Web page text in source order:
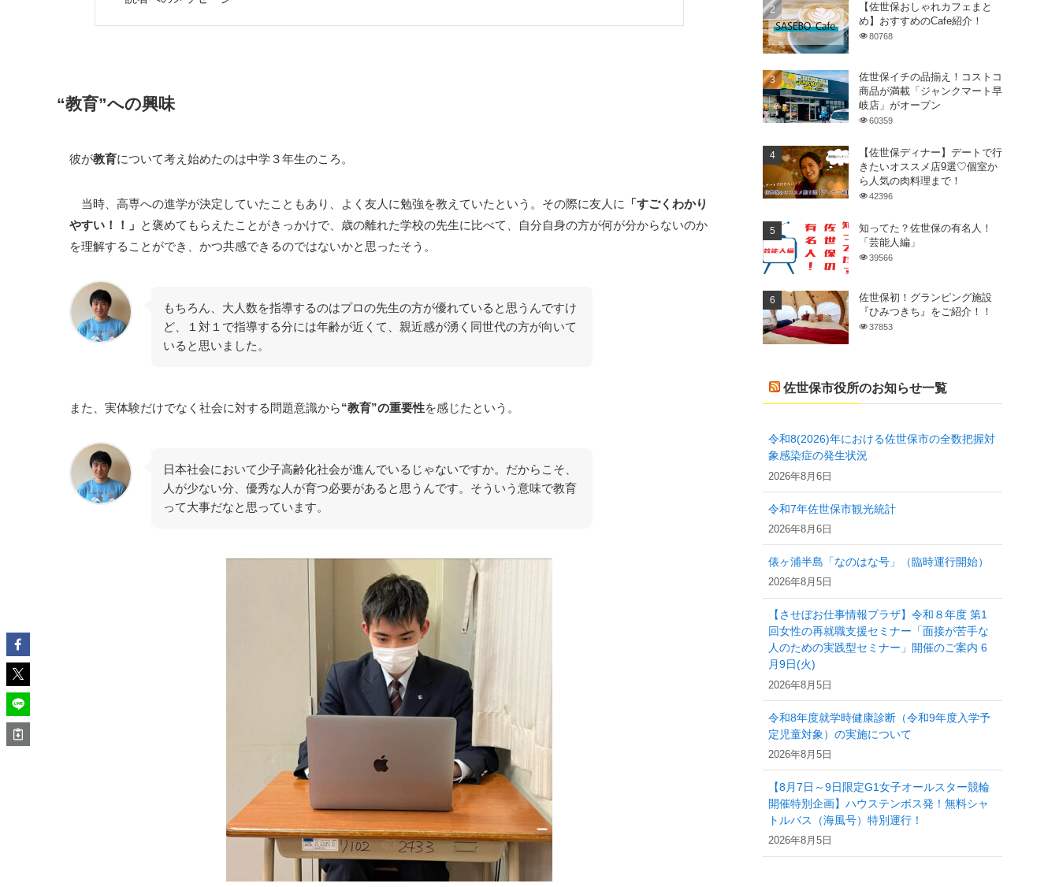
“教育”への興味
彼が教育について考え始めたのは中学３年生のころ。
当時、高専への進学が決定していたこともあり、よく友人に勉強を教えていたという。その際に友人に
「すごくわかり
やすい！！」 と褒めてもらえたことがきっかけで、歳の離れた学校の先生に比べて、自分自身の方が何が分からないのか
を理解することができ、かつ共感できるのではないかと思ったそう。
もちろん、大人数を指導するのはプロの先生の方が優れていると思うんですけ
ど、１対１で指導する分には年齢が近くて、親近感が湧く同世代の方が向いて
いると思いました。
また、実体験だけでなく社会に対する問題意識から“教育”の重要性を感じたという。
日本社会において少子高齢化社会が進んでいるじゃないですか。だからこそ、
人が少ない分、優秀な人が育つ必要があると思うんです。そういう意味で教育
って大事だなと思っています。
【佐世保おしゃれカフェまと
め】おすすめのCafe紹介！
80768
佐世保イチの品揃え！コストコ
商品が満載「ジャンクマート早
岐店」がオープン
60359
【佐世保ディナー】デートで行
きたいオススメ店9選♡個室か
ら人気の肉料理まで！
42396
知ってた？佐世保の有名人！
「芸能人編」
39566
佐世保初！グランピング施設
『ひみつきち』をご紹介！！
37853
佐世保市役所のお知らせ一覧
令和8(2026)年における佐世保市の全数把握対
象感染症の発生状況
2026年8月6日
令和7年佐世保市観光統計
2026年8月6日
俵ヶ浦半島「なのはな号」（臨時運行開始）
2026年8月5日
【させぼお仕事情報プラザ】令和８年度 第1
回女性の再就職支援セミナー「面接が苦手な
人のための実践型セミナー」開催のご案内 6
月9日(火)
2026年8月5日
令和8年度就学時健康診断（令和9年度入学予
定児童対象）の実施について
2026年8月5日
【8月7日～9日限定G1女子オールスター競輪
開催特別企画】ハウステンボス発！無料シャ
トルバス（海風号）特別運行！
2026年8月5日